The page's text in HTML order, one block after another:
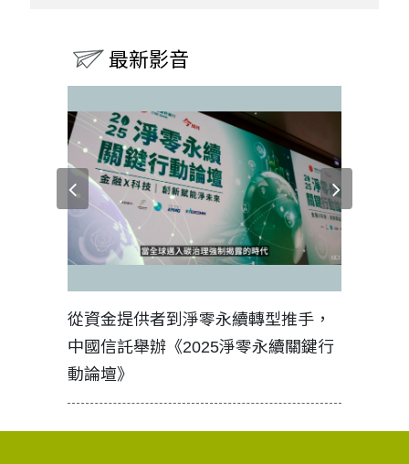
最新影音
從資金提供者到淨零永續轉型推手，
中國信託舉辦《2025淨零永續關鍵行
動論壇》